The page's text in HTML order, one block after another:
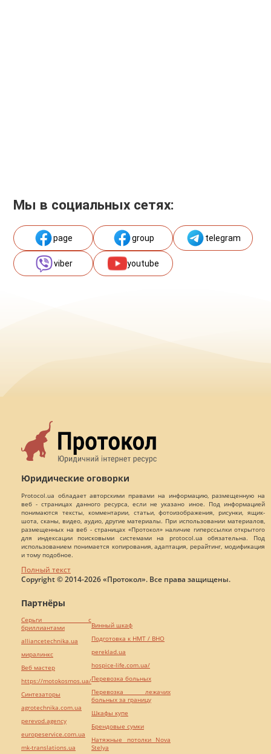
Мы в социальных сетях:
page group telegram
viber youtube
Юридические оговорки
Protocol.ua обладает авторскими правами на информацию, размещенную на
веб - страницах данного ресурса, если не указано иное. Под информацией
понимаются тексты, комментарии, статьи, фотоизображения, рисунки, ящик-
шота, сканы, видео, аудио, другие материалы. При использовании материалов,
размещенных на веб - страницах «Протокол» наличие гиперссылки открытого
для индексации поисковыми системами на protocol.ua обязательна. Под
использованием понимается копирования, адаптация, рерайтинг, модификация
и тому подобное.
Полный текст
Copyright © 2014-2026 «Протокол». Все права защищены.
Партнёры
Серьги с
бриллиантами
alliancetechnika.ua
миралинкс
Веб мастер
https://motokosmos.ua/
Синтезаторы
agrotechnika.com.ua
perevod.agency
europeservice.com.ua
mk-translations.ua
Винный шкаф
Подготовка к НМТ / ВНО
pereklad.ua
hospice-life.com.ua/
Перевозка больных
Перевозка лежачих
больных за границу
Шкафы купе
Брендовые сумки
Натяжные потолки Nova
Stelya